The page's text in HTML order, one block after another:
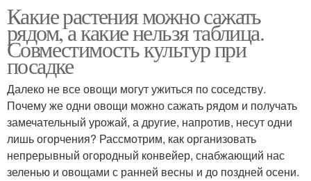
Какие растения можно сажать
рядом, а какие нельзя таблица.
Совместимость культур при
посадке
Далеко не все овощи могут ужиться по соседству.
Почему же одни овощи можно сажать рядом и получать
замечательный урожай, а другие, напротив, несут одни
лишь огорчения? Рассмотрим, как организовать
непрерывный огородный конвейер, снабжающий нас
зеленью и овощами с ранней весны и до поздней осени.